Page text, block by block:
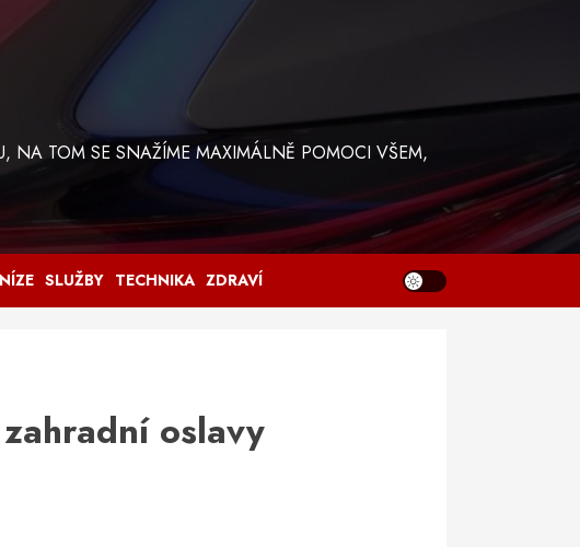
NA TOM SE SNAŽÍME MAXIMÁLNĚ POMOCI VŠEM,
SLUŽBY TECHNIKA ZDRAVÍ
oslavy